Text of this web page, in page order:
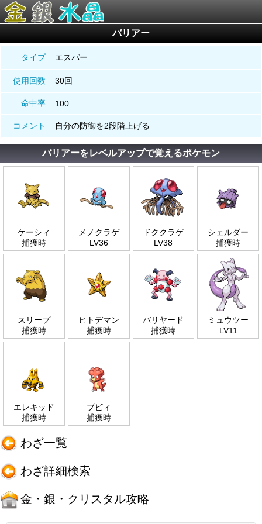
バリアー
タイプ エスパー
使用回数 30回
命中率 100
コメント 自分の防御を2段階上げる
バリアーをレベルアップで覚えるポケモン
ケーシィ
捕獲時
メノクラゲ
LV36
ドククラゲ
LV38
シェルダー
捕獲時
スリープ
捕獲時
ヒトデマン
捕獲時
バリヤード
捕獲時
ミュウツー
LV11
エレキッド
捕獲時
ブビィ
捕獲時
わざ一覧
わざ詳細検索
金・銀・クリスタル攻略